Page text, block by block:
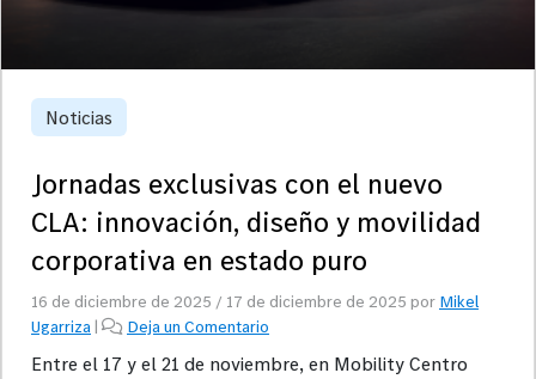
Noticias
Jornadas exclusivas con el nuevo
CLA: innovación, diseño y movilidad
corporativa en estado puro
16 de diciembre de 2025 / 17 de diciembre de 2025 por Mikel
Ugarriza| Deja un Comentario
Entre el 17 y el 21 de noviembre, en Mobility Centro